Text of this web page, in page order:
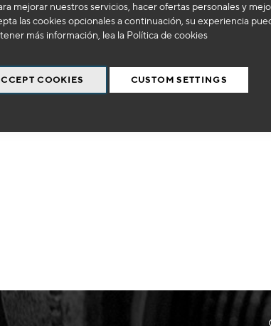
mejorar nuestros servicios, hacer ofertas personales y
las cookies opcionales a continuación, su experiencia
más información, lea la Política de cookies
COOKIES CUSTOM SETTINGS
encontrar productos que coincida con la selección.